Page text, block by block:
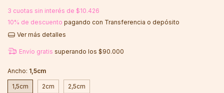
3 cuotas sin interés de $10.426
10% de descuento pagando con Transferencia o depósito
Ver más detalles
Envío gratis superando los $90.000
Ancho: 1,5cm
1,5cm 2cm 2,5cm